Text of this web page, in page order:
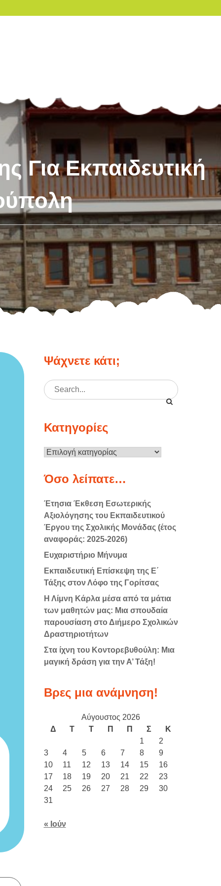
Για Εκπαιδευτική
Ψάχνετε κάτι;
Search
for:
Κατηγορίες
Κατηγορίες
Όσο λείπατε…
Έτησια Έκθεση Εσωτερικής
Αξιολόγησης του Εκπαιδευτικού
Έργου της Σχολικής Μονάδας (έτος
αναφοράς: 2025-2026)
Ευχαριστήριο Μήνυμα
Εκπαιδευτική Επίσκεψη της Ε΄
Τάξης στον Λόφο της Γορίτσας
Η Λίμνη Κάρλα μέσα από τα μάτια
των μαθητών μας: Μια σπουδαία
παρουσίαση στο Διήμερο Σχολικών
Δραστηριοτήτων
Στα ίχνη του Κοντορεβυθούλη: Μια
μαγική δράση για την Α’ Τάξη!
Βρες μια ανάμνηση!
Αύγουστος 2026
Δ
Τ Τ Π Π Σ
Κ
1
2
3
4 5 6 7 8
9
10
11 12 13 14 15
16
17
18 19 20 21 22
23
24
25 26 27 28 29
30
31
« Ιούν